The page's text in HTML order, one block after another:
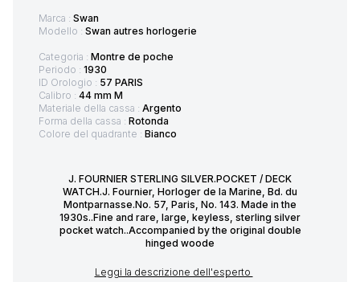
Marca : Swan
Modello : Swan autres horlogerie
Categoria : Montre de poche
Periodo : 1930
ID Orologio : 57 PARIS
Calibro : 44 mm M
Materiale della cassa : Argento
Forma della cassa : Rotonda
Colore del quadrante : Bianco
J. FOURNIER STERLING SILVER.POCKET / DECK
WATCH.J. Fournier, Horloger de la Marine, Bd. du
Montparnasse.No. 57, Paris, No. 143. Made in the
1930s..Fine and rare, large, keyless, sterling silver
pocket watch..Accompanied by the original double
hinged woode
Leggi la descrizione dell'esperto